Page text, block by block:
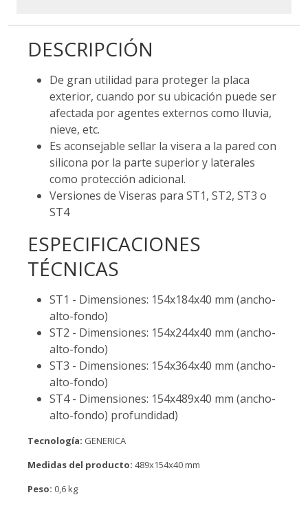
DESCRIPCIÓN
De gran utilidad para proteger la placa
exterior, cuando por su ubicación puede ser
afectada por agentes externos como lluvia,
nieve, etc.
Es aconsejable sellar la visera a la pared con
silicona por la parte superior y laterales
como protección adicional.
Versiones de Viseras para ST1, ST2, ST3 o
ST4
ESPECIFICACIONES
TÉCNICAS
ST1 - Dimensiones: 154x184x40 mm (ancho-
alto-fondo)
ST2 - Dimensiones: 154x244x40 mm (ancho-
alto-fondo)
ST3 - Dimensiones: 154x364x40 mm (ancho-
alto-fondo)
ST4 - Dimensiones: 154x489x40 mm (ancho-
alto-fondo) profundidad)
Tecnología: GENERICA
Medidas del producto: 489x154x40 mm
Peso: 0,6 kg